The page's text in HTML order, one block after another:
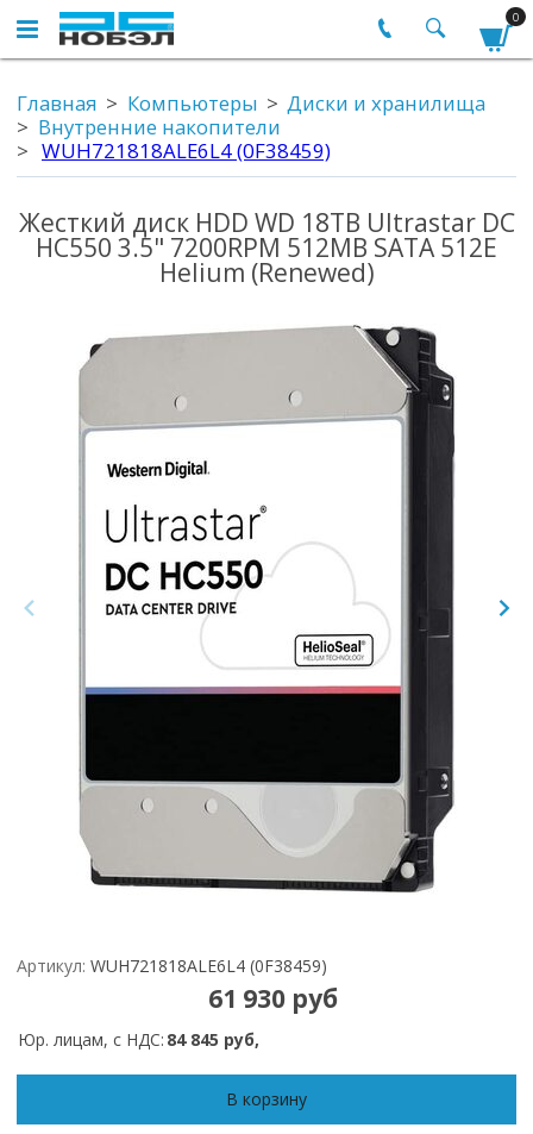
0
Главная Компьютеры
Диски и хранилища
Внутренние накопители
WUH721818ALE6L4 (0F38459)
Жесткий диск HDD WD 18TB Ultrastar DC
HC550 3.5" 7200RPM 512MB SATA 512E
Helium (Renewed)
Артикул: WUH721818ALE6L4 (0F38459)
61 930 руб
Юр. лицам, с НДС: 84 845 руб,
В корзину